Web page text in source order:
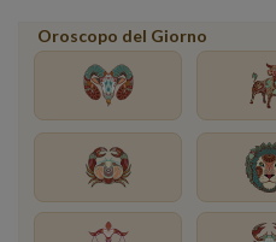
Oroscopo del Giorno